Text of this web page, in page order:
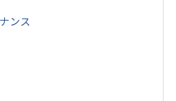
ンス